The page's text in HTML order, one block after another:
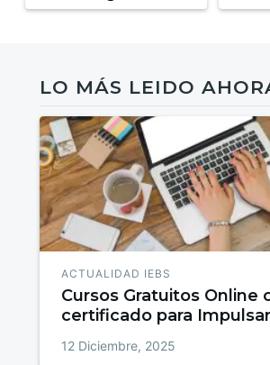
LO MÁS LEIDO
ACTUALIDAD IEBS
Cursos Gratuitos Online
certificado para
12 Diciembre, 2025